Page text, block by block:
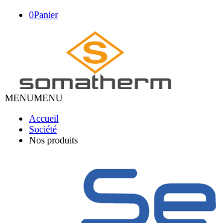
0Panier
MENUMENU
Accueil
Société
Nos produits